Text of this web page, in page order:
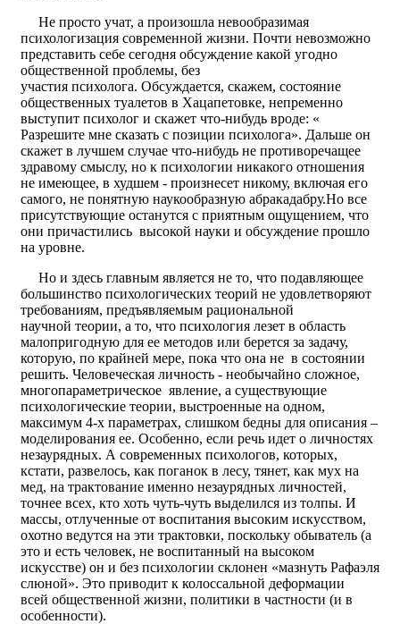
Не просто учат, а произошла невообразимая
психологизация современной жизни. Почти невозможно
представить себе сегодня обсуждение какой угодно
общественной проблемы, без
участия психолога. Обсуждается, скажем, состояние
общественных туалетов в Хацапетовке, непременно
выступит психолог и скажет что-нибудь вроде: «
Разрешите мне сказать с позиции психолога». Дальше он
скажет в лучшем случае что-нибудь не противоречащее
здравому смыслу, но к психологии никакого отношения
не имеющее, в худшем - произнесет никому, включая его
самого, не понятную наукообразную абракадабру.Но все
присутствующие останутся с приятным ощущением, что
они причастились высокой науки и обсуждение прошло
на уровне.
Но и здесь главным является не то, что подавляющее
большинство психологических теорий не удовлетворяют
требованиям, предъявляемым рациональной
научной теории, а то, что психология лезет в область
малопригодную для ее методов или берется за задачу,
которую, по крайней мере, пока что она не в состоянии
решить. Человеческая личность - необычайно сложное,
многопараметрическое явление, а существующие
психологические теории, выстроенные на одном,
максимум 4-х параметрах, слишком бедны для описания –
моделирования ее. Особенно, если речь идет о личностях
незаурядных. А современных психологов, которых,
кстати, развелось, как поганок в лесу, тянет, как мух на
мед, на трактование именно незаурядных личностей,
точнее всех, кто хоть чуть-чуть выделился из толпы. И
массы, отлученные от воспитания высоким искусством,
охотно ведутся на эти трактовки, поскольку обыватель (а
это и есть человек, не воспитанный на высоком
искусстве) он и без психологии склонен «мазнуть Рафаэля
слюной». Это приводит к колоссальной деформации
всей общественной жизни, политики в частности (и в
особенности).